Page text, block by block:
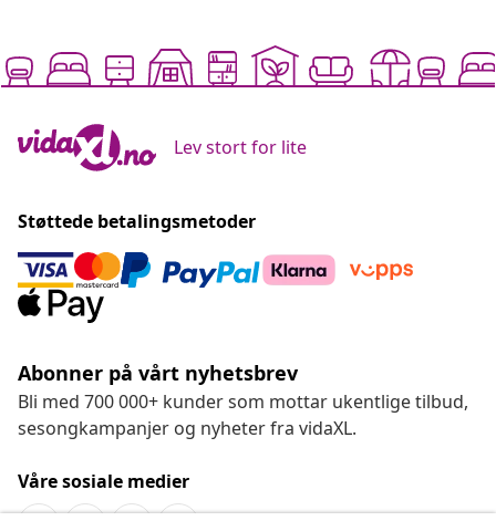
Lev stort for lite
Støttede betalingsmetoder
Abonner på vårt nyhetsbrev
Bli med 700 000+ kunder som mottar ukentlige tilbud,
sesongkampanjer og nyheter fra vidaXL.
Våre sosiale medier